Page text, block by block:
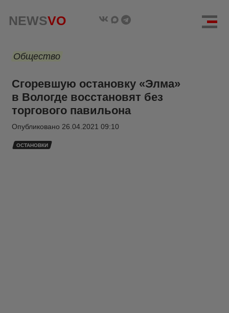
NEWSVO
Общество
Сгоревшую остановку «Элма»
в Вологде восстановят без
торгового павильона
Опубликовано 26.04.2021 09:10
ОСТАНОВКИ